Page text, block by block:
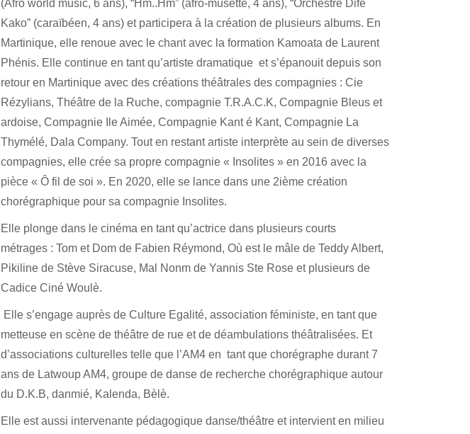
(Afro world music, 6 ans), “Hm..Hm” (afro-musette, 4 ans), “Orchestre Difé
Kako” (caraïbéen, 4 ans) et participera à la création de plusieurs albums. En
Martinique, elle renoue avec le chant avec la formation Kamoata de Laurent
Phénis. Elle continue en tant qu’artiste dramatique et s’épanouit depuis son
retour en Martinique avec des créations théâtrales des compagnies : Cie
Rézylians, Théâtre de la Ruche, compagnie T.R.A.C.K, Compagnie Bleus et
ardoise, Compagnie Ile Aimée, Compagnie Kant é Kant, Compagnie La
Thymélé, Dala Company. Tout en restant artiste interprète au sein de diverses
compagnies, elle crée sa propre compagnie « Insolites » en 2016 avec la
pièce « Ô fil de soi ». En 2020, elle se lance dans une 2ième création
chorégraphique pour sa compagnie Insolites.
Elle plonge dans le cinéma en tant qu’actrice dans plusieurs courts
métrages : Tom et Dom de Fabien Réymond, Où est le mâle de Teddy Albert,
Pikiline de Stève Siracuse, Mal Nonm de Yannis Ste Rose et plusieurs de
Cadice Ciné Woulè.
Elle s’engage auprès de Culture Egalité, association féministe, en tant que
metteuse en scène de théâtre de rue et de déambulations théâtralisées. Et
d’associations culturelles telle que l’AM4 en tant que chorégraphe durant 7
ans de Latwoup AM4, groupe de danse de recherche chorégraphique autour
du D.K.B, danmié, Kalenda, Bèlè.
Elle est aussi intervenante pédagogique danse/théâtre et intervient en milieu